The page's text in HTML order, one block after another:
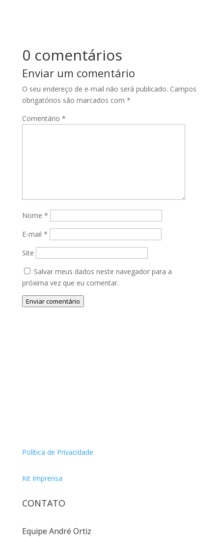
0 comentários
Enviar um comentário
O seu endereço de e-mail não será publicado. Campos
obrigatórios são marcados com *
Comentário *
Nome *
E-mail *
Site
Salvar meus dados neste navegador para a
próxima vez que eu comentar.
Enviar comentário
Política de Privacidade
Kit Imprensa
CONTATO
Equipe André Ortiz